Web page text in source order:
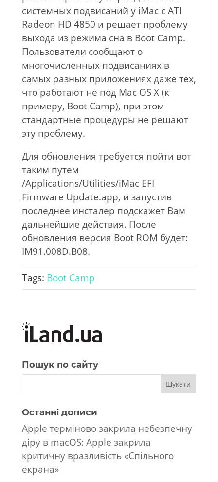
системных подвисаний у iMac с ATI
Radeon HD 4850 и решает проблему
выхода из режима сна в Boot Camp.
Пользователи сообщают о
многочисленных подвисаниях в
самых разных приложениях даже тех,
что работают не под Mac OS X (к
примеру, Boot Camp), при этом
стандартные процедуры не решают
эту проблему.
Для обновления требуется пойти вот
таким путем
/Applications/Utilities/iMac EFI
Firmware Update.app, и запустив
последнее инсталер подскажет Вам
дальнейшие действия. После
обновления версия Boot ROM будет:
IM91.008D.B08.
Tags: Boot Camp
Пошук по сайту
Останні дописи
Apple терміново закрила небезпечну
діру в macOS: Apple закрила
критичну вразливість «Спільного
екрана»